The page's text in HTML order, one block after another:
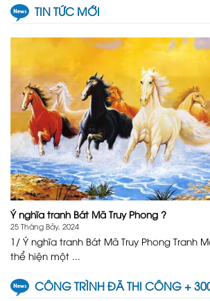
TIN TỨC MỚI
Ý nghĩa tranh Bát Mã Truy Phong ?
25 Tháng Bảy, 2024
1/ Ý nghĩa tranh Bát Mã Truy Phong Tranh
thể hiện một ...
CÔNG TRÌNH ĐÃ THI CÔNG +